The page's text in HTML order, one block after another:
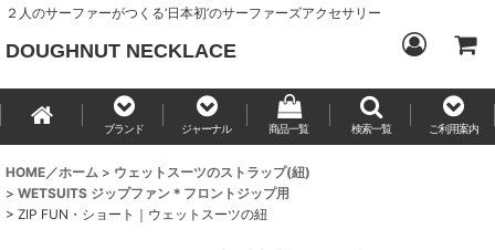
２人のサーファーがつくる‘日本初’のサーファーズアクセサリー
DOUGHNUT NECKLACE
ブランド ジャーナル 商品一覧 検索一覧 ご利用案内
HOME／ホーム > ウェットスーツのストラップ(紐)
> WETSUITS ジップファン＊フロントジップ用
> ZIP FUN・ショート｜ウェットスーツの紐